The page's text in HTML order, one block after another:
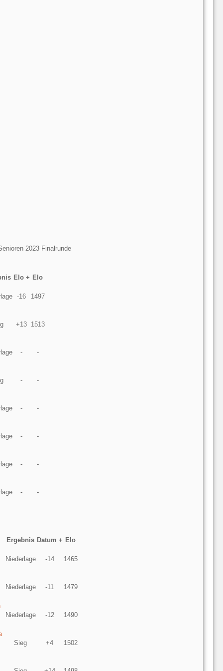
2023 Finalrunde
Elo + Elo
-16 1497
+13 1513
- -
- -
- -
- -
- -
- -
Ergebnis Datum + Elo
Niederlage -14 1465
Niederlage -11 1479
Niederlage
-12 1490
Sieg
+4 1502